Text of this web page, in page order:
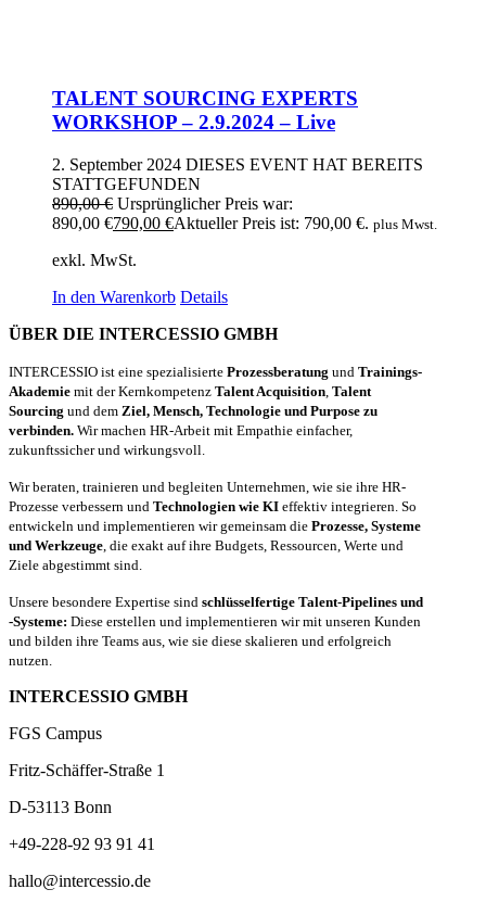
TALENT SOURCING EXPERTS
WORKSHOP – 2.9.2024 – Live
2. September 2024 DIESES EVENT HAT BEREITS
STATTGEFUNDEN
890,00€ Ursprünglicher Preis war:
890,00 €790,00 €Aktueller Preis ist: 790,00 €. plus Mwst.
exkl. MwSt.
In den Warenkorb Details
ÜBER DIE INTERCESSIO GMBH
INTERCESSIO ist eine spezialisierte Prozessberatung und Trainings-
Akademie mit der Kernkompetenz Talent Acquisition, Talent
Sourcing und dem Ziel, Mensch, Technologie und Purpose zu
verbinden. Wir machen HR-Arbeit mit Empathie einfacher,
zukunftssicher und wirkungsvoll.
Wir beraten, trainieren und begleiten Unternehmen, wie sie ihre HR-
Prozesse verbessern und Technologien wie KI effektiv integrieren. So
entwickeln und implementieren wir gemeinsam die Prozesse, Systeme
und Werkzeuge, die exakt auf ihre Budgets, Ressourcen, Werte und
Ziele abgestimmt sind.
Unsere besondere Expertise sind schlüsselfertige Talent-Pipelines und
-Systeme: Diese erstellen und implementieren wir mit unseren Kunden
und bilden ihre Teams aus, wie sie diese skalieren und erfolgreich
nutzen.
INTERCESSIO GMBH
FGS Campus
Fritz-Schäffer-Straße 1
D-53113 Bonn
+49-228-92 93 91 41
hallo@intercessio.de